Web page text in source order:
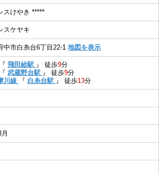
スけやき *****
スケヤキ
中市白糸台6丁目22-1 地図を表示
『 飛田給駅 』 徒歩9分
『 武蔵野台駅 』 徒歩9分
川線
『 白糸台駅 』 徒歩13分